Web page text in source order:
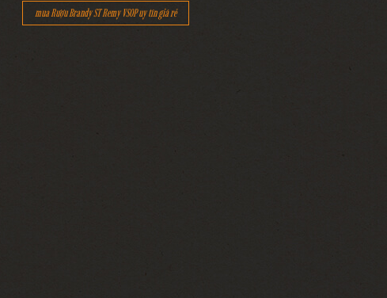
mua Rượu Brandy ST Remy VSOP uy tín giá rẻ